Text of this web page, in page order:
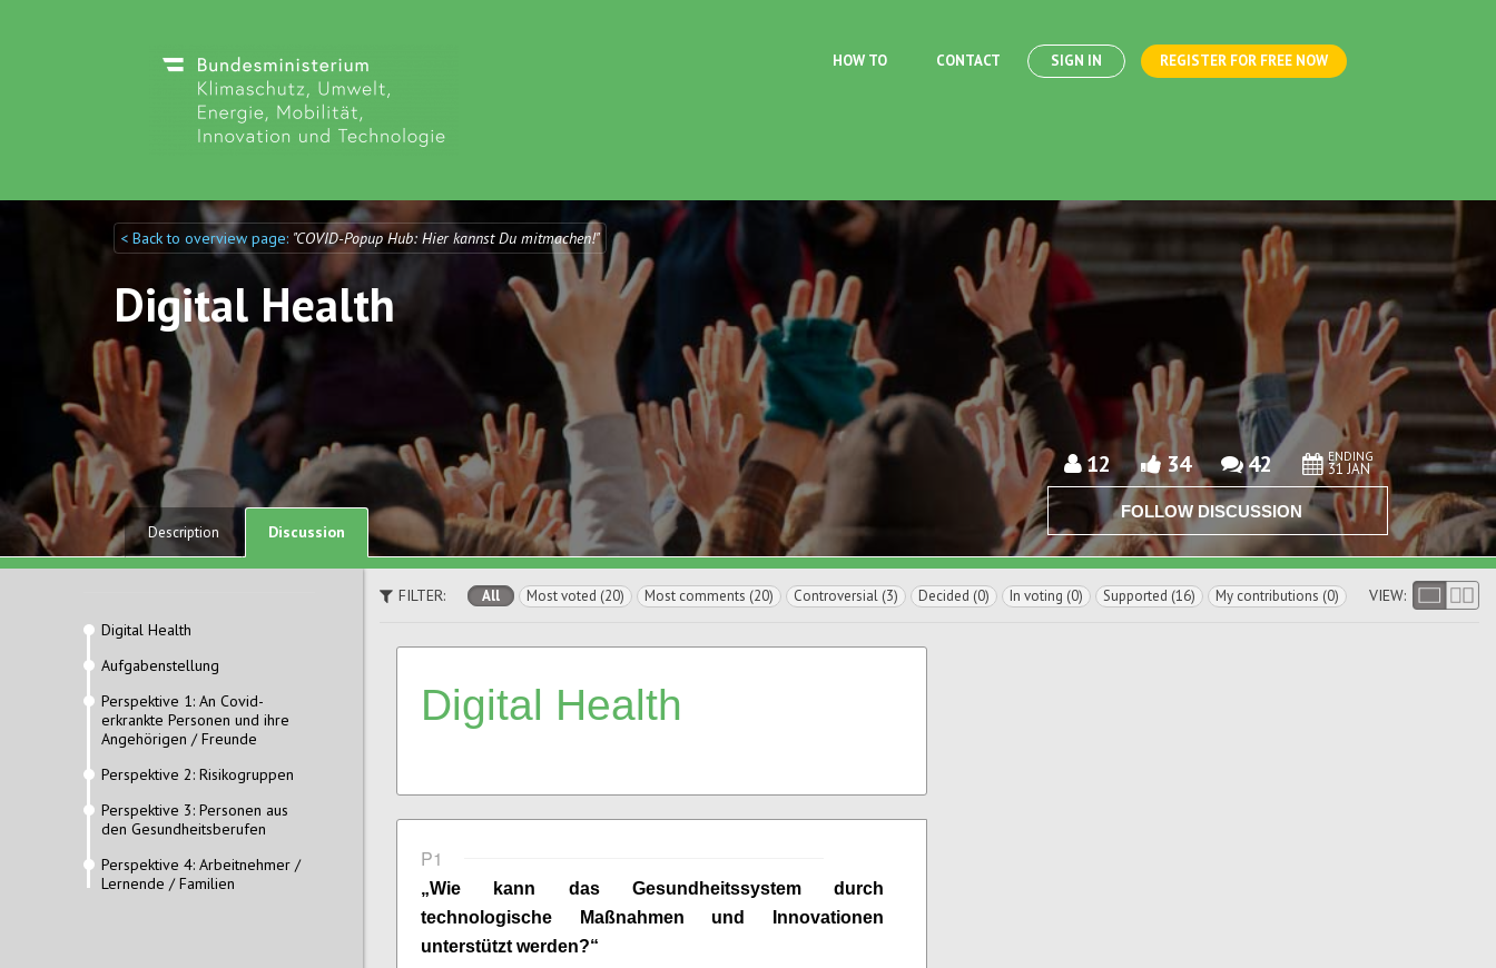
HOW TO CONTACT SIGN IN REGISTER FOR FREE NOW
Discuto
< Back to overview page: "COVID-Popup Hub: Hier kannst Du mitmachen!"
Digital Health
12 34 42 ENDING
31 JAN
FOLLOW DISCUSSION
Description
Discussion
Digital Health
Aufgabenstellung
Perspektive 1: An Covid-
erkrankte Personen und ihre
Angehörigen / Freunde
Perspektive 2: Risikogruppen
Perspektive 3: Personen aus
den Gesundheitsberufen
Perspektive 4: Arbeitnehmer /
Lernende / Familien
FILTER: All Most voted (20) Most comments (20) Controversial (3) Decided (0) In voting (0) Supported (16) My contributions (0) VIEW:
Digital Health
P1
„Wie kann das Gesundheitssystem durch
technologische Maßnahmen und Innovationen
unterstützt werden?“